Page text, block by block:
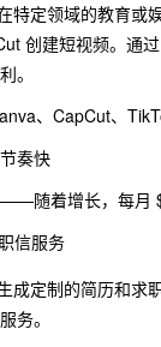
特定领域的教育或
创建短视频。通
。
、CapCut、
奏快
随着增长，每月
信服务
成定制的简历和求
务。